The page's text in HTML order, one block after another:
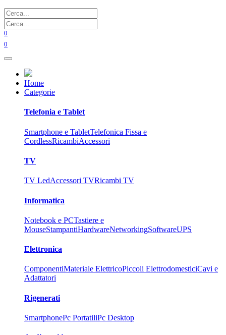
0
0
Home
Categorie
Telefonia e Tablet
Smartphone e TabletTelefonica Fissa e
CordlessRicambiAccessori
TV
TV LedAccessori TVRicambi TV
Informatica
Notebook e PCTastiere e
MouseStampantiHardwareNetworkingSoftwareUPS
Elettronica
ComponentiMateriale ElettricoPiccoli ElettrodomesticiCavi e
Adattatori
Rigenerati
SmartphonePc PortatiliPc Desktop